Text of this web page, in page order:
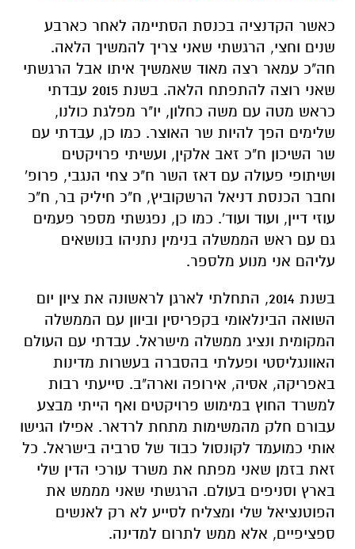
כאשר הקדנציה בכנסת הסתיימה לאחר כארבע
שנים וחצי, הרגשתי שאני צריך להמשיך הלאה.
חה"כ עמאר רצה מאוד שאמשיך איתו אבל הרגשתי
שאני רוצה להתפתח הלאה. בשנת 2015 עבדתי
כראש מטה עם משה כחלון, יו"ר מפלגת כולנו,
שלימים הפך להיות שר האוצר. כמו כן, עבדתי עם
שר השיכון ח"כ זאב אלקין, ועשיתי פרויקטים
ושיתופי פעולה עם דאז השר ח"כ צחי הנגבי, פרופ'
וחבר הכנסת דניאל הרשקוביץ, ח"כ חיליק בר, ח"כ
עוזי דיין, ועוד ועוד'. כמו כן, נפגשתי מספר פעמים
גם עם ראש הממשלה בנימין נתניהו בנושאים
עליהם אני מנוע מלספר.
בשנת 2014, התחלתי לארגן לראשונה את ציון יום
השואה הבינלאומי בקפריסין וביוון עם הממשלה
המקומית ונציג ממשלה מישראל. עבדתי עם העולם
האוונגליסטי ופעלתי בהסברה בעשרות מדינות
באפריקה, אסיה, אירופה וארה"ב. סייעתי רבות
למשרד החוץ במימוש פרויקטים ואף הייתי מבצע
עבורם חלק מהמשימות מתחת לרדאר. אפילו הגישו
אותי כמועמד לקונסול כבוד של סרביה בישראל. כל
זאת בזמן שאני מפתח את משרד עורכי הדין שלי
בארץ וסניפים בעולם. הרגשתי שאני מממש את
הפוטנציאל שלי ומצליח לסייע לא רק לאנשים
ספציפיים, אלא ממש לתרום למדינה.